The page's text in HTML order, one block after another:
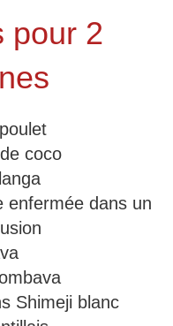
pour 2
coco
enfermée dans un
Shimeji blanc